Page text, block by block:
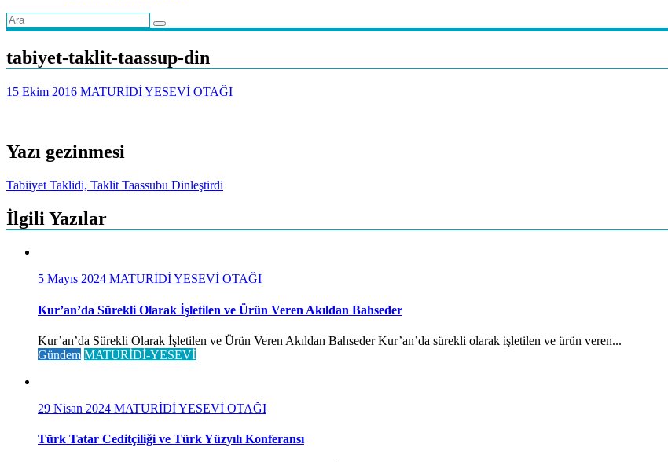
tabiyet-taklit-taassup-din
15 Ekim 2016 MATURİDİ YESEVİ OTAĞI
Yazı gezinmesi
Tabiiyet Taklidi, Taklit Taassubu Dinleştirdi
İlgili Yazılar
5 Mayıs 2024 MATURİDİ YESEVİ OTAĞI
Kur’an’da Sürekli Olarak İşletilen ve Ürün Veren Akıldan Bahseder
Kur’an’da Sürekli Olarak İşletilen ve Ürün Veren Akıldan Bahseder Kur’an’da sürekli olarak işletilen ve ürün veren...
Gündem MATURİDİ-YESEVİ
29 Nisan 2024 MATURİDİ YESEVİ OTAĞI
Türk Tatar Ceditçiliği ve Türk Yüzyılı Konferansı